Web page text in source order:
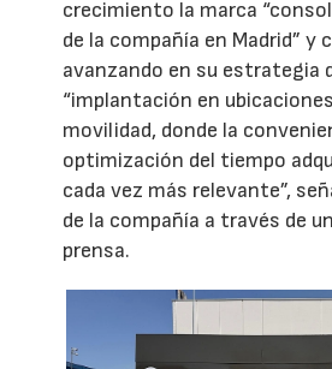
crecimiento la marca
de la compañía en Madrid” y
avanzando en su estrategia
“implantación en
movilidad, donde la
optimización del tiempo
cada vez más relevante”,
de la compañía a través de
prensa.